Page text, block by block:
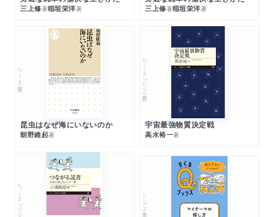
三上修著稲垣栄洋著 三上修著稲垣栄洋著
ちくま新書
昆虫はなぜ海にいないのか
朝野維起著
ちくまプリマー新書
宇宙最強物質決定戦
高水裕一著
ちくまプリマー新書 シリーズ・全集